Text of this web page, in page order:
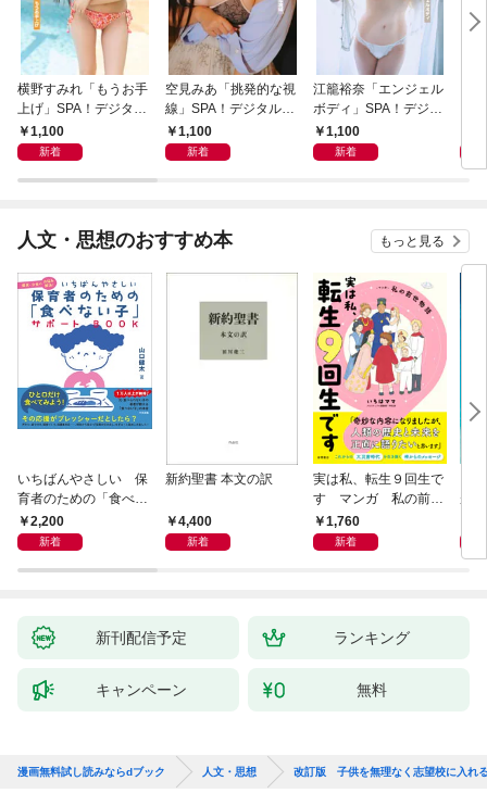
横野すみれ「もうお手
上げ」SPA！デジタル
写真集
1,100
新着
空見みあ「挑発的な視
線」SPA！デジタル写
真集1,100
新着
江籠裕奈「エンジェル
ボディ」SPA！デジタ
ル写真集
1,100
新着
の
人文・思想のおすすめ本 もっと見る
いちばんやさしい 保
育者のための「食べな
い子」サポートＢＯＯ
Ｋ 偏食・少食のお悩
2,200
新着
新約聖書 本文の訳
4,400
新着
実は私、転生９回生で
す マンガ 私の前世
物語1,760
新着
が
新刊配信予定 ランキング
キャンペーン 無料
漫画無料試し読みならdブック 人文・思想 改訂版 子供を無理なく志望校に入れ